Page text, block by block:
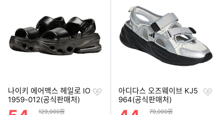
나이키 에어맥스 헤일로 IO
1959-012(공식판매처)
할인률
상품금액
129,000원
찜
아디다스 오즈웨이브 KJ5
964(공식판매처)
할인률
상품금액
79,000원
찜